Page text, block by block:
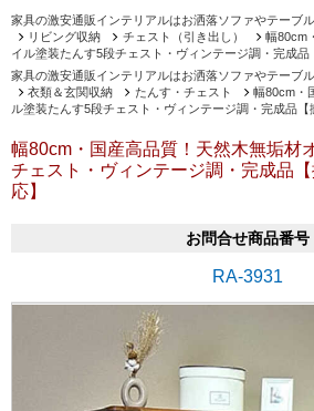
家具の激安通販インテリアルはお洒落ソファやテーブ
リビング収納
チェスト（引き出し）
幅80cm
イル塗装たんす5段チェスト・ヴィンテージ調・完成品
家具の激安通販インテリアルはお洒落ソファやテーブ
衣類＆玄関収納
たんす・チェスト
幅80cm・
ル塗装たんす5段チェスト・ヴィンテージ調・完成品【
幅80cm・国産高品質！天然木無垢材
チェスト・ヴィンテージ調・完成品
応】
お問合せ商品番号
RA-3931